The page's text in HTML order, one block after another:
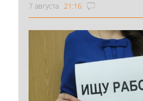
7 августа 21:16